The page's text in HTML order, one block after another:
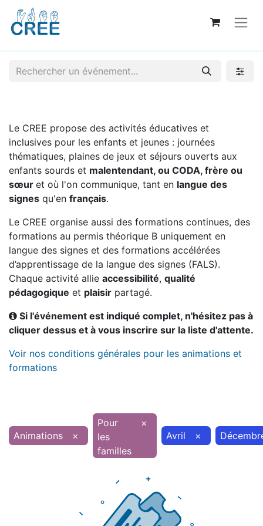
Le CREE propose des activités éducatives et
inclusives pour les enfants et jeunes : journées
thématiques, plaines de jeux et séjours ouverts aux
enfants sourds et malentendant, ou CODA, frère ou
sœur et où l'on communique, tant en langue des
signes qu'en français.
Le CREE organise aussi des formations continues, des
formations au permis théorique B uniquement en
langue des signes et des formations accélérées
d’apprentissage de la langue des signes (FALS).
Chaque activité allie accessibilité, qualité
pédagogique et plaisir partagé.
Si l'événement est indiqué complet, n'hésitez pas à
cliquer dessus et à vous inscrire sur la liste d'attente.
Voir nos conditions générales pour les animations et
formations
Animations ×
Pour
les
familles
×
Avril
×